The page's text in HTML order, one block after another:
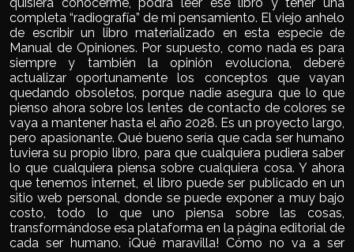
completa “radiografía” de mi pensamiento. El viejo anhelo
de escribir un libro materializado en esta especie de
Manual de Opiniones. Por supuesto, como nada es para
siempre y también la opinión evoluciona, deberé
actualizar oportunamente los conceptos que vayan
quedando obsoletos, porque nadie asegura que lo que
pienso ahora sobre los lentes de contacto de colores se
vaya a mantener hasta el año 2028. Es un proyecto largo,
pero apasionante. Qué bueno sería que cada ser humano
tuviera su propio libro, para que cualquiera pudiera saber
lo que cualquiera piensa sobre cualquiera cosa. Y ahora
que tenemos internet, el libro puede ser publicado en un
sitio web personal, donde se puede exponer a muy bajo
costo, todo lo que uno piensa sobre las cosas,
transformándose esa plataforma en la página editorial de
cada ser humano. ¡Qué maravilla! Cómo no va a ser